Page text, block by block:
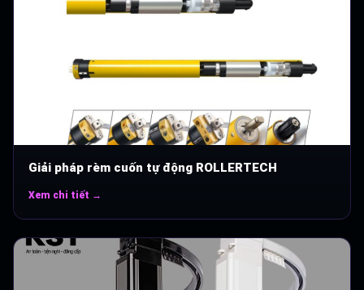
Giải pháp rèm cuốn tự động ROLLERTECH
Xem chi tiết →